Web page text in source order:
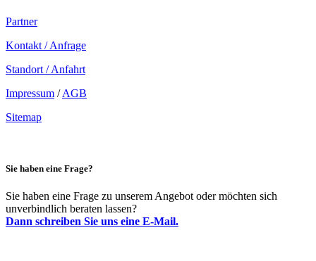
Partner
Kontakt / Anfrage
Standort / Anfahrt
Impressum /AGB
Sitemap
Sie haben eine Frage?
Sie haben eine Frage zu unserem Angebot oder möchten sich
unverbindlich beraten lassen?
Dann schreiben Sie uns eine E-Mail.